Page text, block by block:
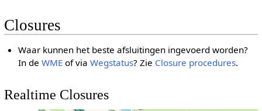
Closures
Waar kunnen het beste afsluitingen ingevoerd worden?
In deWME of viaWegstatus? Zie Closure procedures.
Realtime Closures